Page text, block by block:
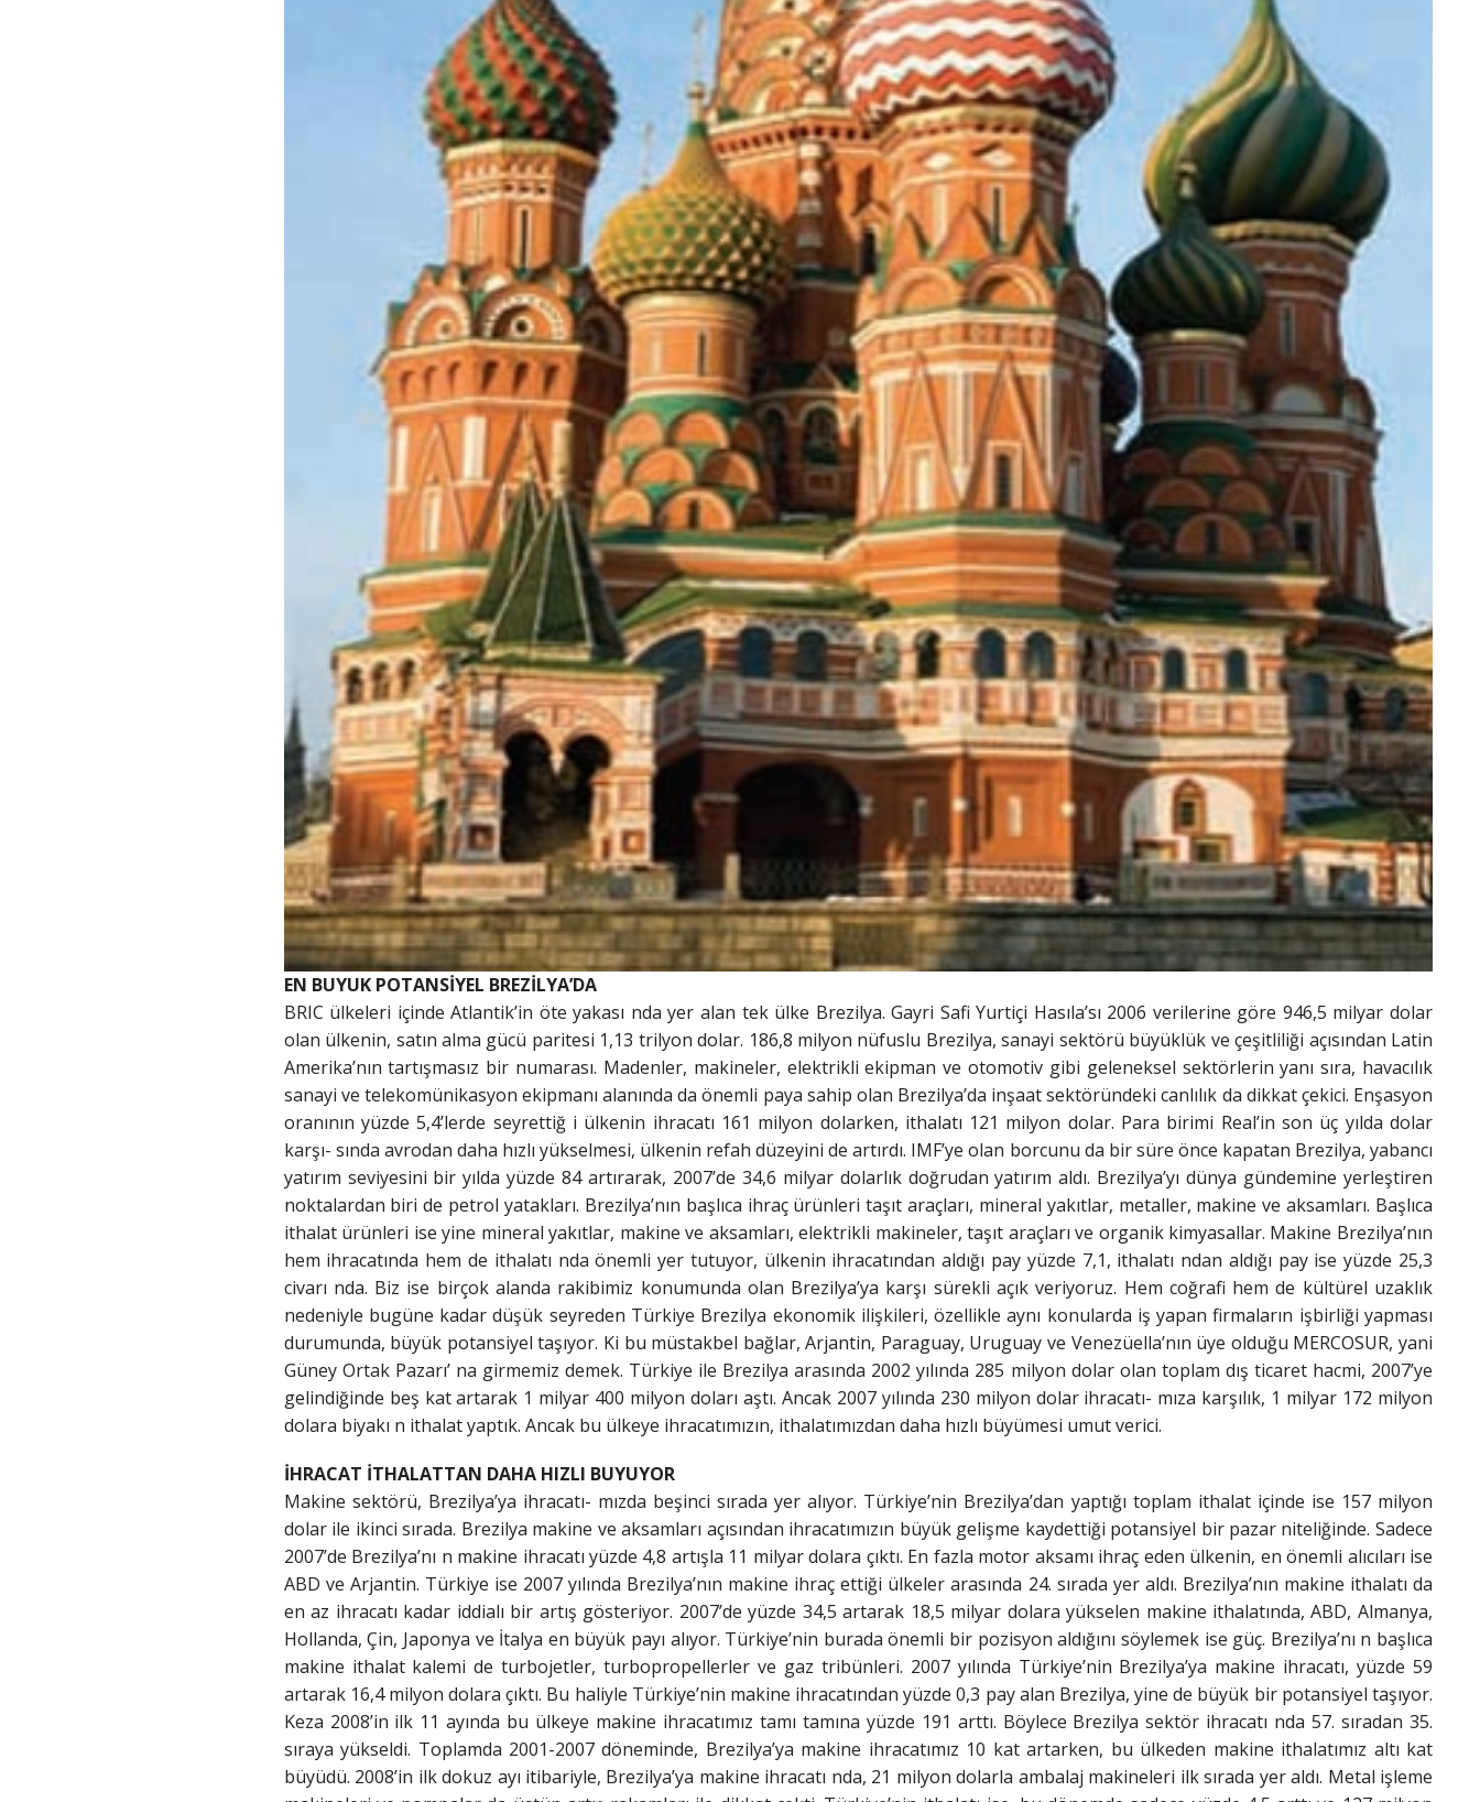
EN BUYUK POTANSİYEL BREZİLYA’DA
BRIC ülkeleri içinde Atlantik’in öte yakası nda yer alan tek ülke Brezilya. Gayri Safi Yurtiçi Hasıla’sı 2006 verilerine göre 946,5 milyar dolar
olan ülkenin, satın alma gücü paritesi 1,13 trilyon dolar. 186,8 milyon nüfuslu Brezilya, sanayi sektörü büyüklük ve çeşitliliği açısından Latin
Amerika’nın tartışmasız bir numarası. Madenler, makineler, elektrikli ekipman ve otomotiv gibi geleneksel sektörlerin yanı sıra, havacılık
sanayi ve telekomünikasyon ekipmanı alanında da önemli paya sahip olan Brezilya’da inşaat sektöründeki canlılık da dikkat çekici. Enşasyon
oranının yüzde 5,4’lerde seyrettiğ i ülkenin ihracatı 161 milyon dolarken, ithalatı 121 milyon dolar. Para birimi Real’in son üç yılda dolar
karşı- sında avrodan daha hızlı yükselmesi, ülkenin refah düzeyini de artırdı. IMF’ye olan borcunu da bir süre önce kapatan Brezilya, yabancı
yatırım seviyesini bir yılda yüzde 84 artırarak, 2007’de 34,6 milyar dolarlık doğrudan yatırım aldı. Brezilya’yı dünya gündemine yerleştiren
noktalardan biri de petrol yatakları. Brezilya’nın başlıca ihraç ürünleri taşıt araçları, mineral yakıtlar, metaller, makine ve aksamları. Başlıca
ithalat ürünleri ise yine mineral yakıtlar, makine ve aksamları, elektrikli makineler, taşıt araçları ve organik kimyasallar. Makine Brezilya’nın
hem ihracatında hem de ithalatı nda önemli yer tutuyor, ülkenin ihracatından aldığı pay yüzde 7,1, ithalatı ndan aldığı pay ise yüzde 25,3
civarı nda. Biz ise birçok alanda rakibimiz konumunda olan Brezilya’ya karşı sürekli açık veriyoruz. Hem coğrafi hem de kültürel uzaklık
nedeniyle bugüne kadar düşük seyreden Türkiye Brezilya ekonomik ilişkileri, özellikle aynı konularda iş yapan firmaların işbirliği yapması
durumunda, büyük potansiyel taşıyor. Ki bu müstakbel bağlar, Arjantin, Paraguay, Uruguay ve Venezüella’nın üye olduğu MERCOSUR, yani
Güney Ortak Pazarı’ na girmemiz demek. Türkiye ile Brezilya arasında 2002 yılında 285 milyon dolar olan toplam dış ticaret hacmi, 2007’ye
gelindiğinde beş kat artarak 1 milyar 400 milyon doları aştı. Ancak 2007 yılında 230 milyon dolar ihracatı- mıza karşılık, 1 milyar 172 milyon
dolara biyakı n ithalat yaptık. Ancak bu ülkeye ihracatımızın, ithalatımızdan daha hızlı büyümesi umut verici.
İHRACAT İTHALATTAN DAHA HIZLI BUYUYOR
Makine sektörü, Brezilya’ya ihracatı- mızda beşinci sırada yer alıyor. Türkiye’nin Brezilya’dan yaptığı toplam ithalat içinde ise 157 milyon
dolar ile ikinci sırada. Brezilya makine ve aksamları açısından ihracatımızın büyük gelişme kaydettiği potansiyel bir pazar niteliğinde. Sadece
2007’de Brezilya’nı n makine ihracatı yüzde 4,8 artışla 11 milyar dolara çıktı. En fazla motor aksamı ihraç eden ülkenin, en önemli alıcıları ise
ABD ve Arjantin. Türkiye ise 2007 yılında Brezilya’nın makine ihraç ettiği ülkeler arasında 24. sırada yer aldı. Brezilya’nın makine ithalatı da
en az ihracatı kadar iddialı bir artış gösteriyor. 2007’de yüzde 34,5 artarak 18,5 milyar dolara yükselen makine ithalatında, ABD, Almanya,
Hollanda, Çin, Japonya ve İtalya en büyük payı alıyor. Türkiye’nin burada önemli bir pozisyon aldığını söylemek ise güç. Brezilya’nı n başlıca
makine ithalat kalemi de turbojetler, turbopropellerler ve gaz tribünleri. 2007 yılında Türkiye’nin Brezilya’ya makine ihracatı, yüzde 59
artarak 16,4 milyon dolara çıktı. Bu haliyle Türkiye’nin makine ihracatından yüzde 0,3 pay alan Brezilya, yine de büyük bir potansiyel taşıyor.
Keza 2008’in ilk 11 ayında bu ülkeye makine ihracatımız tamı tamına yüzde 191 arttı. Böylece Brezilya sektör ihracatı nda 57. sıradan 35.
sıraya yükseldi. Toplamda 2001-2007 döneminde, Brezilya’ya makine ihracatımız 10 kat artarken, bu ülkeden makine ithalatımız altı kat
büyüdü. 2008’in ilk dokuz ayı itibariyle, Brezilya’ya makine ihracatı nda, 21 milyon dolarla ambalaj makineleri ilk sırada yer aldı. Metal işleme